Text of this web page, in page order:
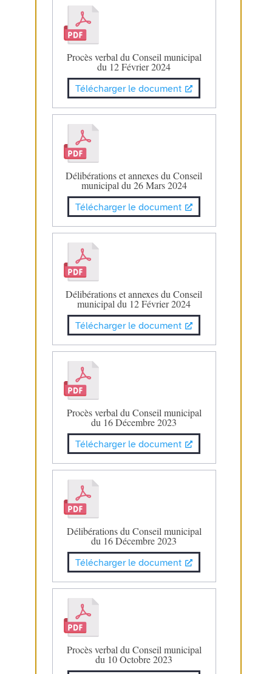
Procès verbal du Conseil municipal
du 12 Février 2024
Télécharger le document
Délibérations et annexes du Conseil
municipal du 26 Mars 2024
Télécharger le document
Délibérations et annexes du Conseil
municipal du 12 Février 2024
Télécharger le document
Procès verbal du Conseil municipal
du 16 Décembre 2023
Télécharger le document
Délibérations du Conseil municipal
du 16 Décembre 2023
Télécharger le document
Procès verbal du Conseil municipal
du 10 Octobre 2023